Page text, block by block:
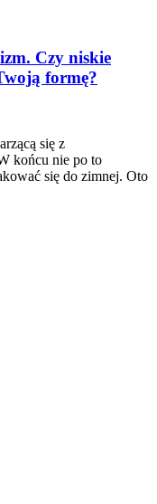
Czy niskie
formę?
się z
końcu nie po to
się do zimnej. Oto